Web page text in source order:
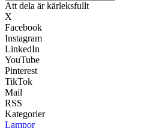
Att dela är kärleksfullt
X
Facebook
Instagram
LinkedIn
YouTube
Pinterest
TikTok
Mail
RSS
Kategorier
Lampor